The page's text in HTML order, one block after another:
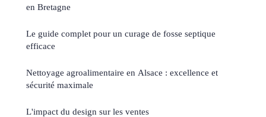
en Bretagne
Le guide complet pour un curage de fosse septique
efficace
Nettoyage agroalimentaire en Alsace : excellence et
sécurité maximale
L'impact du design sur les ventes